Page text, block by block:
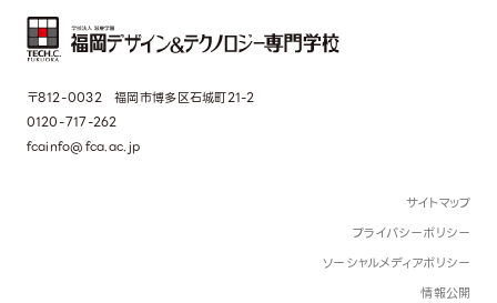
〒812-0032 福岡市博多区石城町21-2
0120-717-262
fcainfo@fca.ac.jp
サイトマップ
プライバシーポリシー
ソーシャルメディアポリシー
情報公開